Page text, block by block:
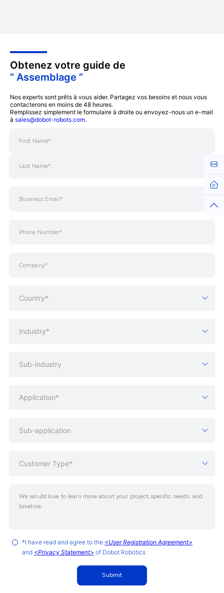
Obtenez votre guide de
“ Assemblage ”
Nos experts sont prêts à vous aider. Partagez vos besoins et nous vous
contacterons en moins de 48 heures.
Remplissez simplement le formulaire à droite ou envoyez-nous un e-mail
à sales@dobot-robots.com.
Country*
Industry*
Sub-industry
Application*
Sub-application
Customer Type*
*I have read and agree to the <User Registration Agreement>
and <Privacy Statement> of Dobot Robotics
Submit
Top